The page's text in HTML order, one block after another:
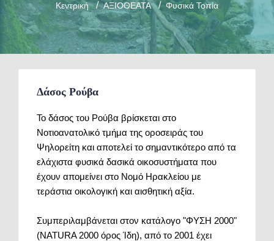
Κεντρική ΑΞΙΟΘΕΑΤΑ Φυσικά Τοπία
Δάσος Ρούβα
Το δάσος του Ρούβα βρίσκεται στο
Νοτιοανατολικό τμήμα της οροσειράς του
Ψηλορείτη και αποτελεί το σημαντικότερο από τα
ελάχιστα φυσικά δασικά οικοσυστήματα που
έχουν απομείνει στο Νομό Ηρακλείου με
τεράστια οικολογική και αισθητική αξία.
Συμπεριλαμβάνεται στον κατάλογο "ΦΥΣΗ 2000"
(NATURA 2000 όρος Ίδη), από το 2001 έχει